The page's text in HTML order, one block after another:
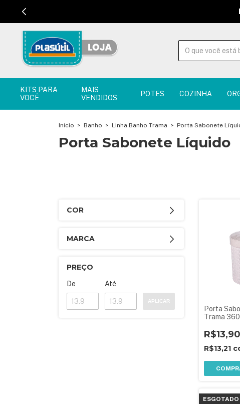
KITS PARA
VOCÊ
MAIS
VENDIDOS
POTES COZINHA
Início > Banho > Linha Banho Trama > Porta Sabonete
Porta Sabonete Líquido
COR
MARCA
PREÇO
De Até
APLICAR
Porta
Trama
R$13,90
R$13,21
ESGOTADO